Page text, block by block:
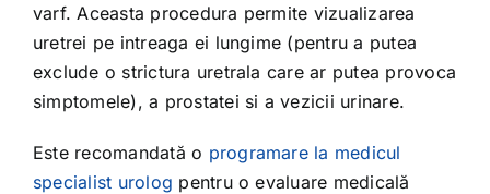
varf. Aceasta procedura permite vizualizarea
uretrei pe intreaga ei lungime (pentru a putea
exclude o strictura uretrala care ar putea provoca
simptomele), a prostatei si a vezicii urinare.
Este recomandată o programare la medicul
specialist urolog pentru o evaluare medicală